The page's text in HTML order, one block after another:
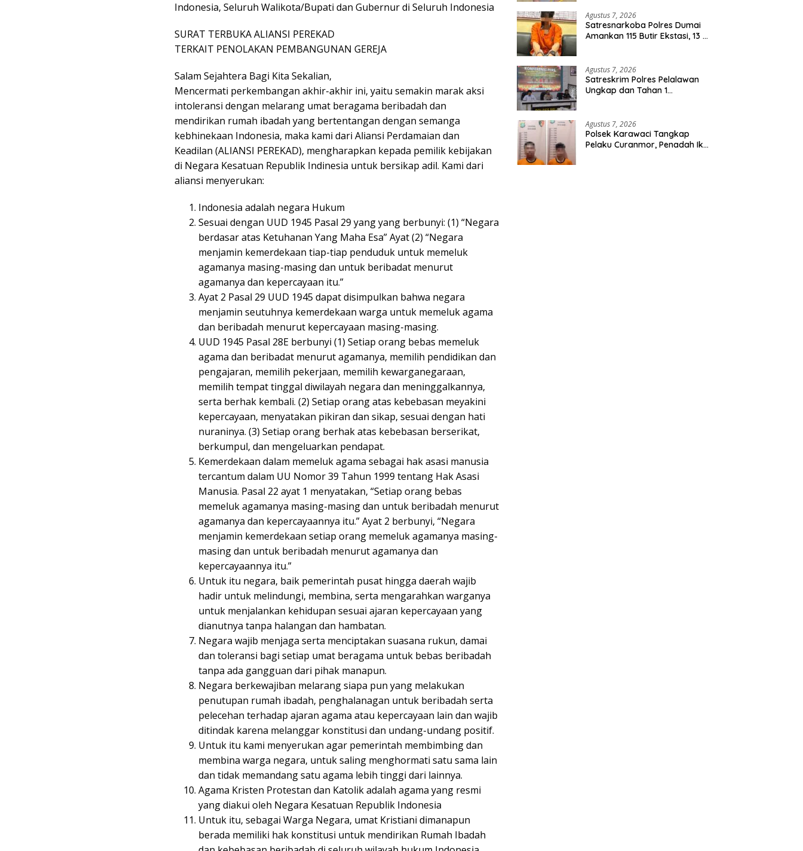
Indonesia, Seluruh Walikota/Bupati dan Gubernur di Seluruh Indonesia
SURAT TERBUKA ALIANSI PEREKAD
TERKAIT PENOLAKAN PEMBANGUNAN GEREJA
Salam Sejahtera Bagi Kita Sekalian,
Mencermati perkembangan akhir-akhir ini, yaitu semakin marak aksi
intoleransi dengan melarang umat beragama beribadah dan
mendirikan rumah ibadah yang bertentangan dengan semanga
kebhinekaan Indonesia, maka kami dari Aliansi Perdamaian dan
Keadilan (ALIANSI PEREKAD), mengharapkan kepada pemilik kebijakan
di Negara Kesatuan Republik Indinesia untuk bersikap adil. Kami dari
aliansi menyerukan:
Indonesia adalah negara Hukum
Sesuai dengan UUD 1945 Pasal 29 yang yang berbunyi: (1) “Negara
berdasar atas Ketuhanan Yang Maha Esa” Ayat (2) “Negara
menjamin kemerdekaan tiap-tiap penduduk untuk memeluk
agamanya masing-masing dan untuk beribadat menurut
agamanya dan kepercayaan itu.”
Ayat 2 Pasal 29 UUD 1945 dapat disimpulkan bahwa negara
menjamin seutuhnya kemerdekaan warga untuk memeluk agama
dan beribadah menurut kepercayaan masing-masing.
UUD 1945 Pasal 28E berbunyi (1) Setiap orang bebas memeluk
agama dan beribadat menurut agamanya, memilih pendidikan dan
pengajaran, memilih pekerjaan, memilih kewarganegaraan,
memilih tempat tinggal diwilayah negara dan meninggalkannya,
serta berhak kembali. (2) Setiap orang atas kebebasan meyakini
kepercayaan, menyatakan pikiran dan sikap, sesuai dengan hati
nuraninya. (3) Setiap orang berhak atas kebebasan berserikat,
berkumpul, dan mengeluarkan pendapat.
Kemerdekaan dalam memeluk agama sebagai hak asasi manusia
tercantum dalam UU Nomor 39 Tahun 1999 tentang Hak Asasi
Manusia. Pasal 22 ayat 1 menyatakan, “Setiap orang bebas
memeluk agamanya masing-masing dan untuk beribadah menurut
agamanya dan kepercayaannya itu.” Ayat 2 berbunyi, “Negara
menjamin kemerdekaan setiap orang memeluk agamanya masing-
masing dan untuk beribadah menurut agamanya dan
kepercayaannya itu.”
Untuk itu negara, baik pemerintah pusat hingga daerah wajib
hadir untuk melindungi, membina, serta mengarahkan warganya
untuk menjalankan kehidupan sesuai ajaran kepercayaan yang
dianutnya tanpa halangan dan hambatan.
Negara wajib menjaga serta menciptakan suasana rukun, damai
dan toleransi bagi setiap umat beragama untuk bebas beribadah
tanpa ada gangguan dari pihak manapun.
Negara berkewajiban melarang siapa pun yang melakukan
penutupan rumah ibadah, penghalanagan untuk beribadah serta
pelecehan terhadap ajaran agama atau kepercayaan lain dan wajib
ditindak karena melanggar konstitusi dan undang-undang positif.
Untuk itu kami menyerukan agar pemerintah membimbing dan
membina warga negara, untuk saling menghormati satu sama lain
dan tidak memandang satu agama lebih tinggi dari lainnya.
Agama Kristen Protestan dan Katolik adalah agama yang resmi
yang diakui oleh Negara Kesatuan Republik Indonesia
Untuk itu, sebagai Warga Negara, umat Kristiani dimanapun
berada memiliki hak konstitusi untuk mendirikan Rumah Ibadah
Agustus 7, 2026
Satresnarkoba Polres Dumai
Amankan 115 Butir Ekstasi, 13 Pil
Agustus 7, 2026
Satreskrim Polres Pelalawan
Ungkap dan Tahan 1
Agustus 7, 2026
Polsek Karawaci Tangkap
Pelaku Curanmor, Penadah Ikut